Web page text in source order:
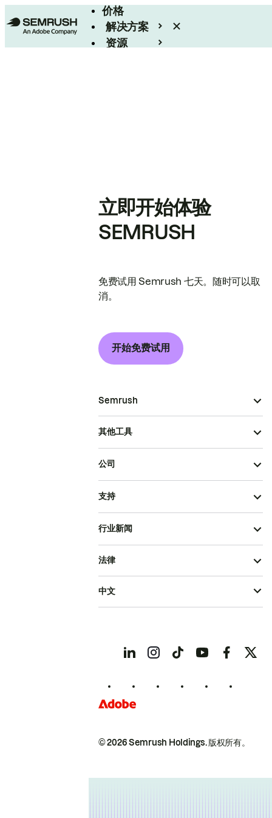
价格
解决方案
资源
立即开始体验
SEMRUSH
免费试用 Semrush 七天。随时可以取
消。
开始免费试用
Semrush
其他工具
公司
支持
行业新闻
© 2026 Semrush Holdings.版权所有。
法律
中文